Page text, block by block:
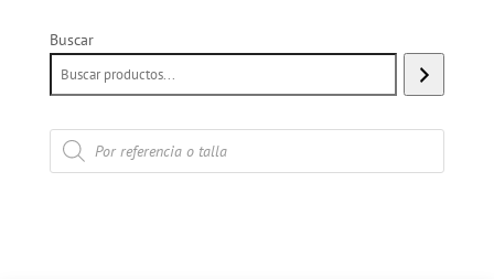
Buscar
Búsqueda
de
productos